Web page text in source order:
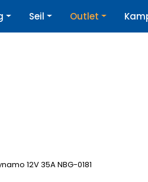
Seil Outlet
12V 35A NBG-0181